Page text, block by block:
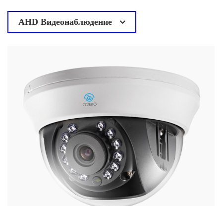
AHD Видеонаблюдение
AHD Регистраторы